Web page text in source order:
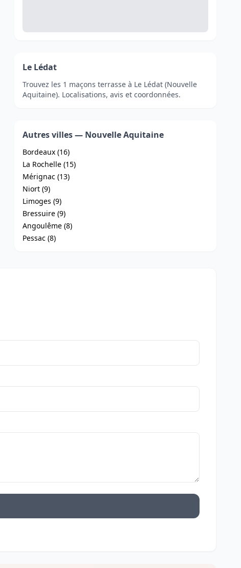
Le Lédat
Trouvez les 1 maçons terrasse à Le Lédat (Nouvelle
Aquitaine). Localisations, avis et coordonnées.
Autres villes — Nouvelle Aquitaine
Bordeaux (16)
La Rochelle (15)
Mérignac (13)
Niort (9)
Limoges (9)
Bressuire (9)
Angoulême (8)
Pessac (8)